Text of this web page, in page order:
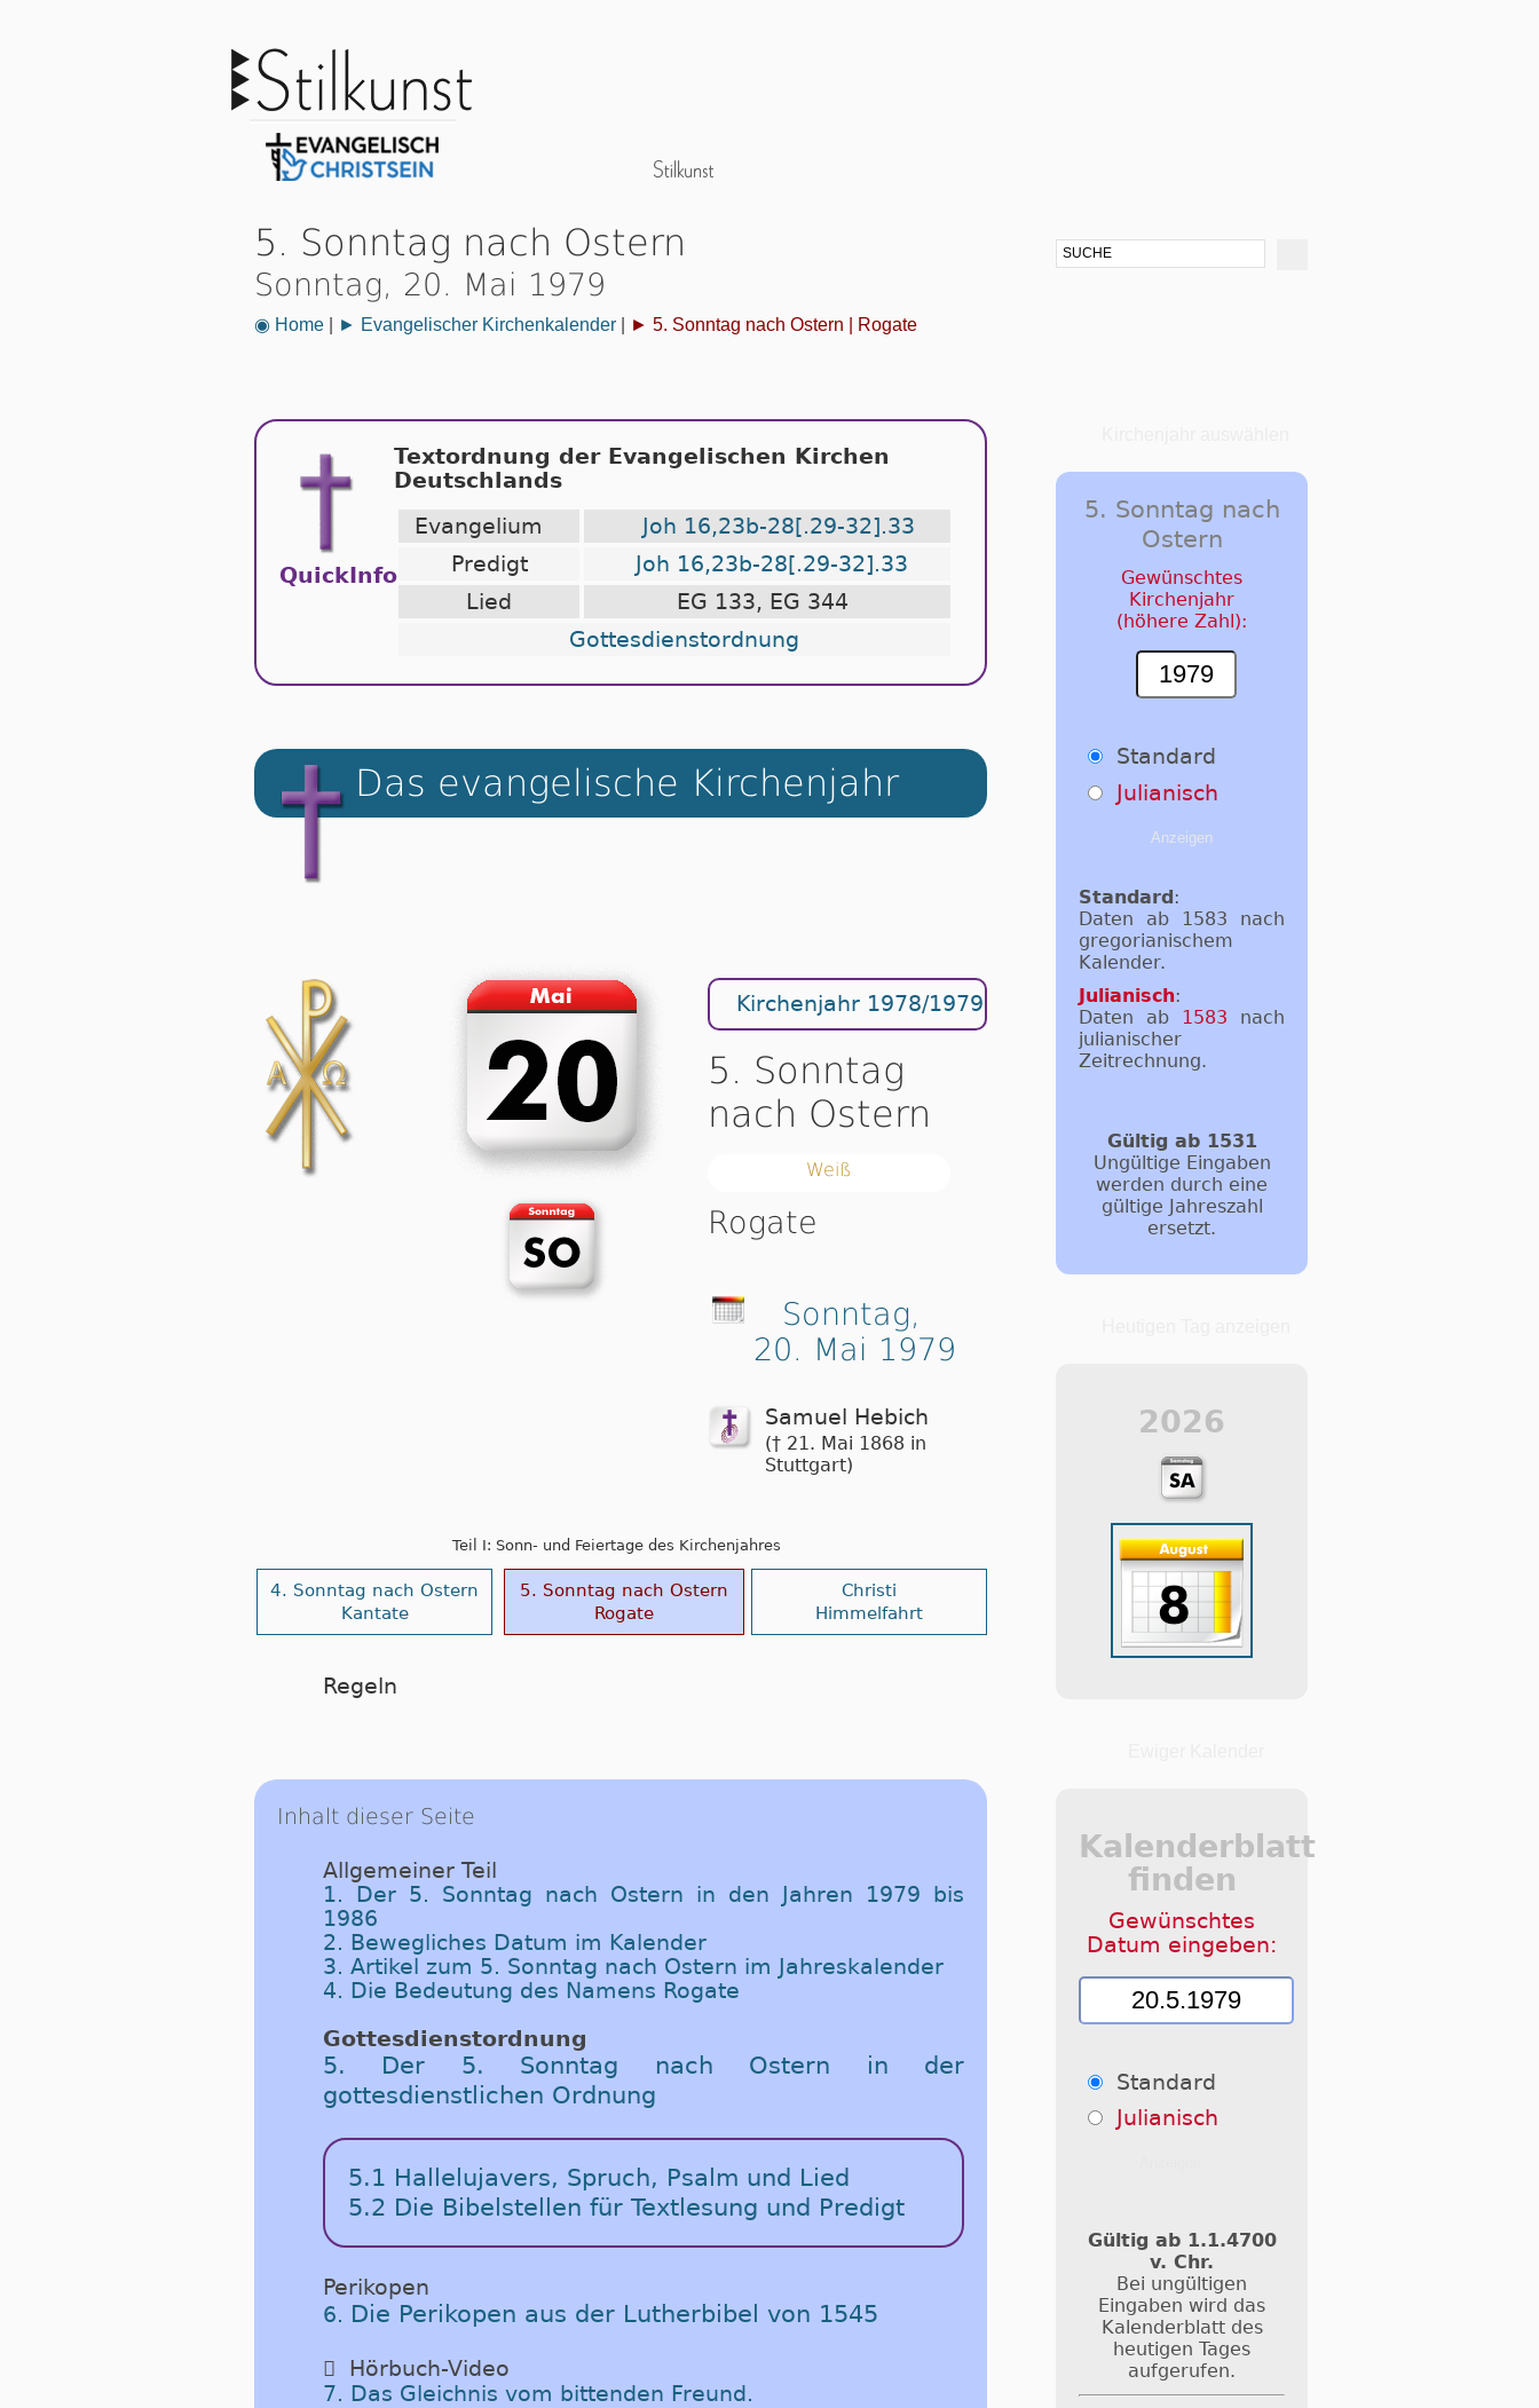
5. Sonntag nach Ostern
Sonntag, 20. Mai 1979
◉ Home ► Evangelischer Kirchenkalender ► 5. Sonntag nach Ostern | Rogate
QuickInfo
Textordnung der Evangelischen Kirchen
Deutschlands
Evangelium
Joh 16,23b-28[.29-32].33
Predigt
Joh 16,23b-28[.29-32].33
Lied
EG 133, EG 344
Gottesdienstordnung
Das evangelische Kirchenjahr
Kirchenjahr 1978/1979
5. Sonntag
nach Ostern
Weiß
Rogate
Sonntag,
20. Mai 1979
Samuel Hebich
(† 21. Mai 1868 in
Stuttgart)
Teil I: Sonn- und Feiertage des Kirchenjahres
4. Sonntag nach Ostern
Kantate
5. Sonntag nach Ostern
Rogate
Christi
Himmelfahrt
Regeln
Inhalt dieser Seite
Allgemeiner Teil
1. Der 5. Sonntag nach Ostern in den Jahren 1979 bis
1986
2. Bewegliches Datum im Kalender
3. Artikel zum 5. Sonntag nach Ostern im Jahreskalender
4. Die Bedeutung des Namens Rogate
Gottesdienstordnung
5. Der 5. Sonntag nach Ostern in der
gottesdienstlichen Ordnung
5.1 Hallelujavers, Spruch, Psalm und Lied
5.2 Die Bibelstellen für Textlesung und Predigt
Perikopen
6. Die Perikopen aus der Lutherbibel von 1545
 Hörbuch-Video
7. Das Gleichnis vom bittenden Freund.
5. Sonntag nach
Ostern
Gewünschtes
Kirchenjahr
(höhere Zahl):
Standard
Julianisch
Standard:
Daten ab 1583 nach
gregorianischem
Kalender.
Julianisch:
Daten ab 1583 nach
julianischer
Zeitrechnung.
Gültig ab 1531
Ungültige Eingaben
werden durch eine
gültige Jahreszahl
ersetzt.
2026
Kalenderblatt
finden
Gewünschtes
Datum eingeben:
Standard
Julianisch
Gültig ab 1.1.4700
v. Chr.
Bei ungültigen
Eingaben wird das
Kalenderblatt des
heutigen Tages
aufgerufen.